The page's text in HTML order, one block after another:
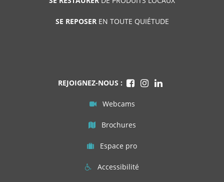
SE REPOSEREN TOUTE QUIÉTUDE
REJOIGNEZ-NOUS :
Webcams
Brochures
Espace pro
Accessibilité